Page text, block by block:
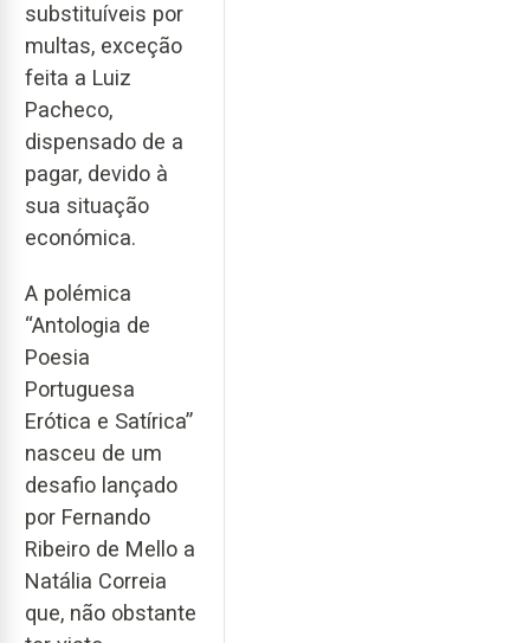
substituíveis por
multas, exceção
feita a Luiz
Pacheco,
dispensado de a
pagar, devido à
sua situação
económica.
A polémica
“Antologia de
Poesia
Portuguesa
Erótica e Satírica”
nasceu de um
desafio lançado
por Fernando
Ribeiro de Mello a
Natália Correia
que, não obstante